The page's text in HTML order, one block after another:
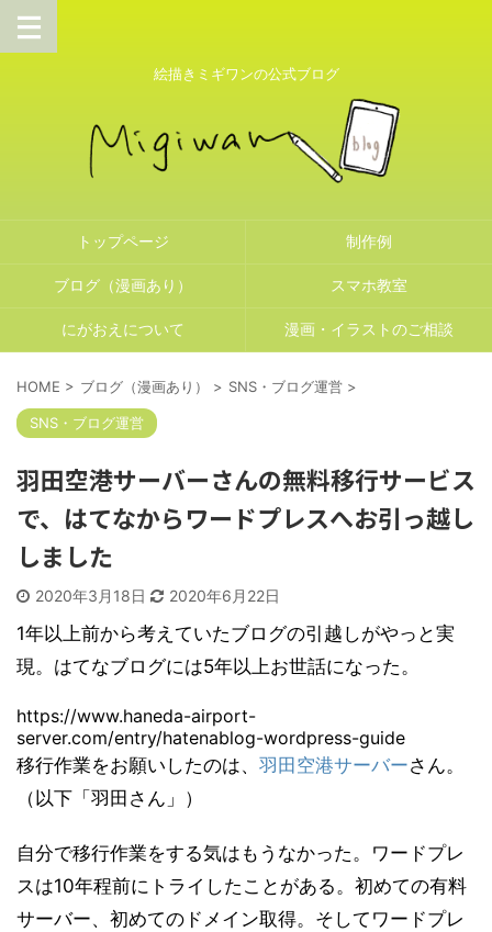
絵描きミギワンの公式ブログ
トップページ 制作例
ブログ（漫画あり） スマホ教室
にがおえについて 漫画・イラストのご相談
HOME > ブログ（漫画あり） > SNS・ブログ運営 >
SNS・ブログ運営
羽田空港サーバーさんの無料移行サービス
で、はてなからワードプレスへお引っ越し
しました
2020年3月18日 2020年6月22日
1年以上前から考えていたブログの引越しがやっと実
現。はてなブログには5年以上お世話になった。
https://www.haneda-airport-
server.com/entry/hatenablog-wordpress-guide
移行作業をお願いしたのは、 羽田空港サーバーさん。
（以下「羽田さん」）
自分で移行作業をする気はもうなかった。ワードプレ
スは10年程前にトライしたことがある。初めての有料
サーバー、初めてのドメイン取得。そしてワードプレ